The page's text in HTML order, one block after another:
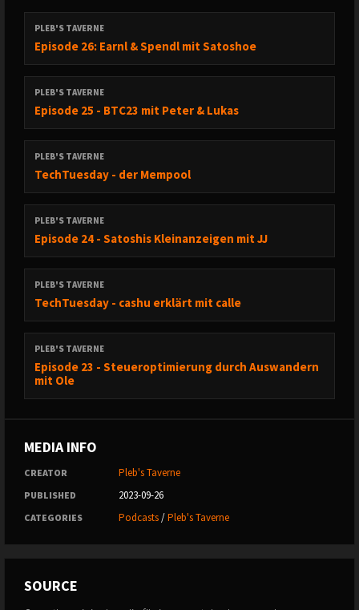
PLEB'S TAVERNE
Episode 26: Earnl & Spendl mit Satoshoe
PLEB'S TAVERNE
Episode 25 - BTC23 mit Peter & Lukas
PLEB'S TAVERNE
TechTuesday - der Mempool
PLEB'S TAVERNE
Episode 24 - Satoshis Kleinanzeigen mit JJ
PLEB'S TAVERNE
TechTuesday - cashu erklärt mit calle
PLEB'S TAVERNE
Episode 23 - Steueroptimierung durch Auswandern
mit Ole
MEDIA INFO
CREATOR Pleb's Taverne
PUBLISHED 2023-09-26
CATEGORIES Podcasts/Pleb's Taverne
SOURCE